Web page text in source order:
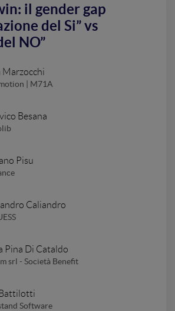
il gender gap
del Si” vs
NO”
Marzocchi
| M71A
Besana
Pisu
Caliandro
Pina Di Cataldo
srl - Società Benefit
Software